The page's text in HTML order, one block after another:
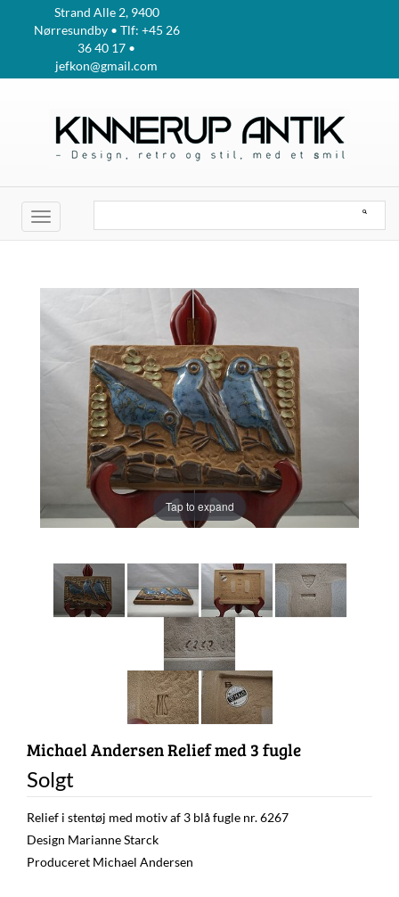
Strand Alle 2, 9400
Nørresundby • Tlf: +45 26
36 40 17 •
jefkon@gmail.com
Toggle
navigation
Tap to expand
Michael Andersen Relief med 3 fugle
Solgt
Relief i stentøj med motiv af 3 blå fugle nr. 6267
Design Marianne Starck
Produceret Michael Andersen